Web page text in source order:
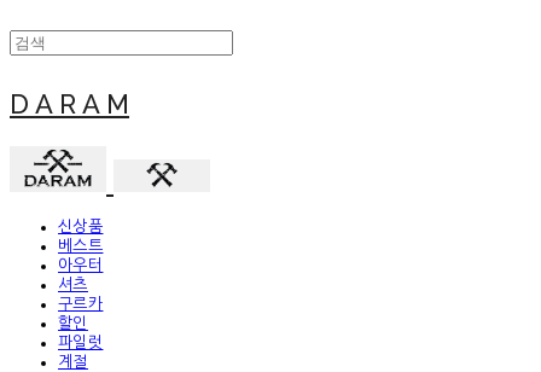
D A R A M
신상품
베스트
아우터
셔츠
구르카
할인
파일럿
계절